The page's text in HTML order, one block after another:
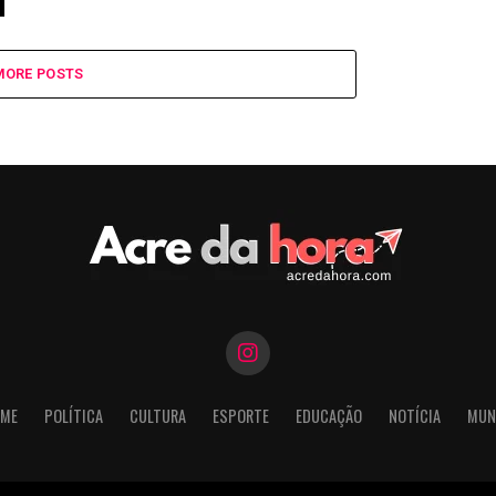
POSTS
POLÍTICA CULTURA ESPORTE EDUCAÇÃO NOTÍCIA